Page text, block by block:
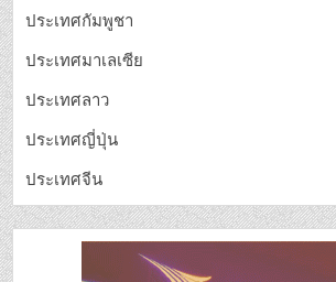
ประเทศกัมพูชา
ประเทศมาเลเซีย
ประเทศลาว
ประเทศญี่ปุ่น
ประเทศจีน